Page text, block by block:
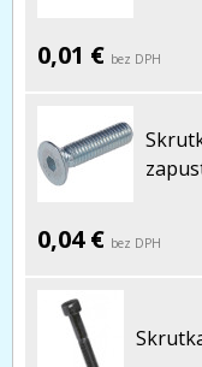
0,01 € bez DPH
0,04 € bez DPH